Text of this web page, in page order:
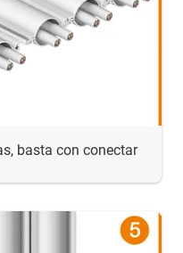
basta con conectar